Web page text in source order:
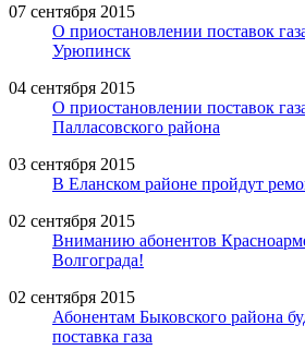
07 сентября 2015
О приостановлении поставок
Урюпинск
04 сентября 2015
О приостановлении поставок
Палласовского района
03 сентября 2015
В Еланском районе пройдут
02 сентября 2015
Вниманию абонентов
Волгограда!
02 сентября 2015
Абонентам Быковского района
поставка газа